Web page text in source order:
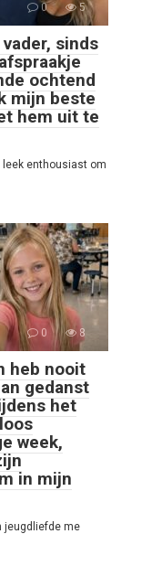
0 5
sinds
ochtend
mijn beste
hem uit te
leek enthousiast om
0 8
heb nooit
gedanst
het
week,
in mijn
jeugdliefde me